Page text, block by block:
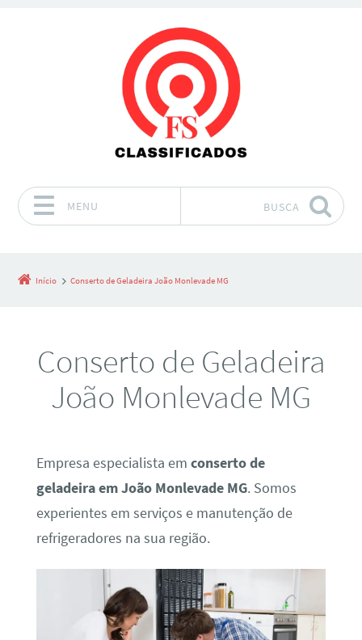
MENU BUSCA
Início Conserto de Geladeira João Monlevade MG
Conserto de Geladeira
João Monlevade MG
Empresa especialista em conserto de
geladeira em João Monlevade MG. Somos
experientes em serviços e manutenção de
refrigeradores na sua região.